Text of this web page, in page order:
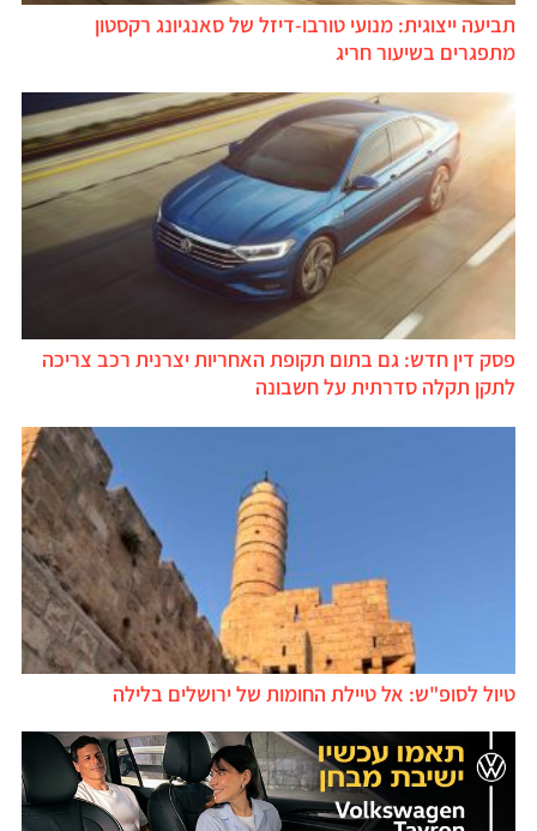
תביעה ייצוגית: מנועי טורבו-דיזל של סאנגיונג רקסטון
מתפגרים בשיעור חריג
פסק דין חדש: גם בתום תקופת האחריות יצרנית רכב צריכה
לתקן תקלה סדרתית על חשבונה
טיול לסופ"ש: אל טיילת החומות של ירושלים בלילה